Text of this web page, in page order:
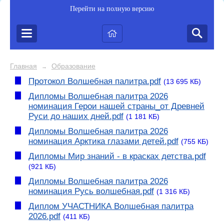
Перейти на полную версию
Главная → Образование
Протокол Волшебная палитра.pdf (13 695 КБ)
Дипломы Волшебная палитра 2026
номинация Герои нашей страны_от Древней
Руси до наших дней.pdf (1 181 КБ)
Дипломы Волшебная палитра 2026
номинация Арктика глазами детей.pdf (755 КБ)
Дипломы Мир знаний - в красках детства.pdf
(921 КБ)
Дипломы Волшебная палитра 2026
номинация Русь волшебная.pdf (1 316 КБ)
Диплом УЧАСТНИКА Волшебная палитра
2026.pdf (411 КБ)